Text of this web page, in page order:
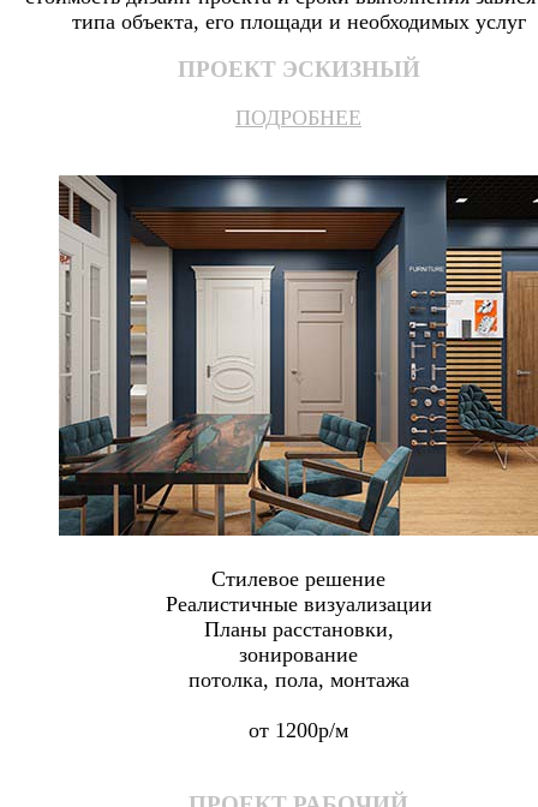
типа объекта, его площади и необходимых услуг
ПРОЕКТ ЭСКИЗНЫЙ
ПОДРОБНЕЕ
Стилевое решение
Реалистичные визуализации
Планы расстановки,
зонирование
потолка, пола, монтажа
от 1200р/м